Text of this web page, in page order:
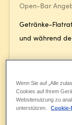
Open-Bar
Getränke-
und während
Wenn Sie auf „Alle
Cookies auf Ihrem
Websitenutzung zu
unterstützen.